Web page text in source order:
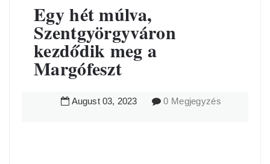
Egy hét múlva,
Szentgyörgyváron
kezdődik meg a
Margófeszt
August 03, 2023 0 Megjegyzés